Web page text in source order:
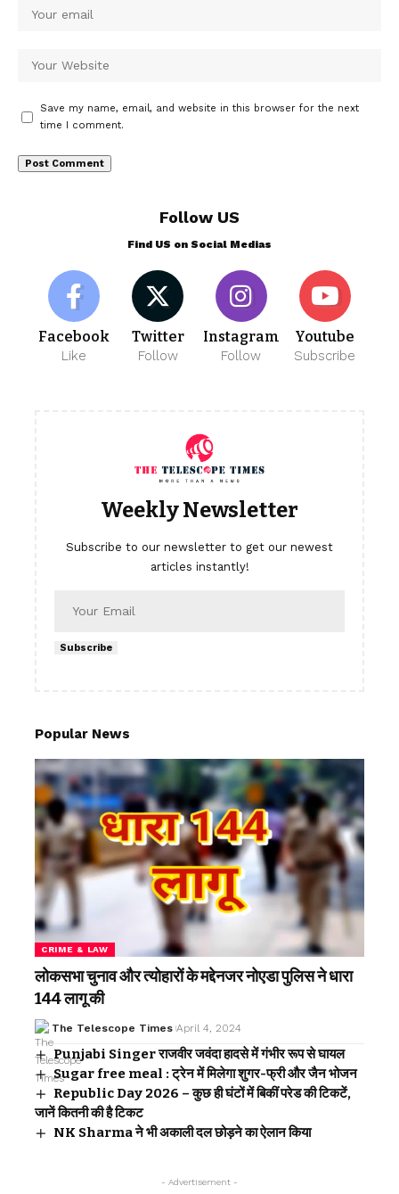
Save my name, email, and website in this browser for the next
time I comment.
Follow US
Find US on Social Medias
Facebook
Like
Twitter
Follow
Instagram
Follow
Youtube
Subscribe
Weekly Newsletter
Subscribe to our newsletter to get our newest
articles instantly!
Subscribe
Popular News
CRIME & LAW
लोकसभा चुनाव और त्योहारों के मद्देनजर नोएडा पुलिस ने धारा
144 लागू की
The Telescope Times April 4, 2024
Punjabi Singer राजवीर जवंदा हादसे में गंभीर रूप से घायल
Sugar free meal : ट्रेन में मिलेगा शुगर-फ्री और जैन भोजन
Republic Day 2026 – कुछ ही घंटों में बिकीं परेड की टिकटें,
जानें कितनी की है टिकट
NK Sharma ने भी अकाली दल छोड़ने का ऐलान किया
- Advertisement -